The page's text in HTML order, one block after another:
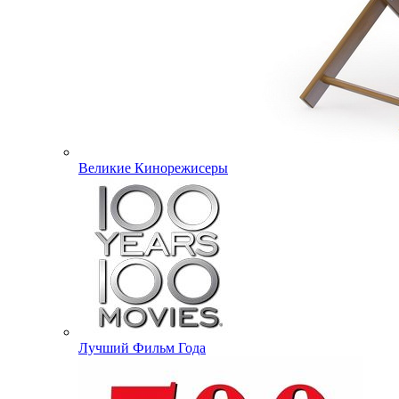
Великие Кинорежисеры
Лучший Фильм Года